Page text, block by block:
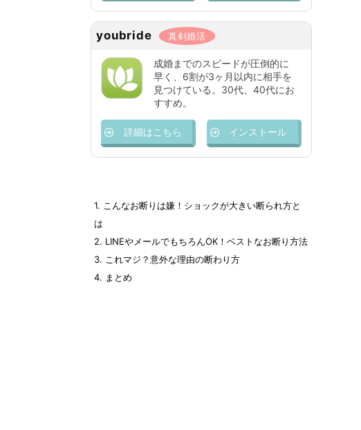
youbride 真剣婚活
成婚までのスピードが圧倒的に
早く、6割が3ヶ月以内に相手を
見つけている。30代、40代にお
すすめ。
詳細はこちら インストール
1. こんなお断りは嫌！ショックが大きい断られ方と
は
2. LINEやメールでもちろんOK！ベストなお断り方法
3. これマジ？意外な理由の断わり方
4. まとめ